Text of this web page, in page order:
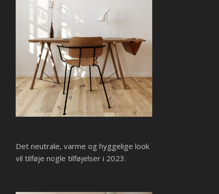
Det neutrale, varme og hyggelige look
vil tilføje nogle tilføjelser i 2023.